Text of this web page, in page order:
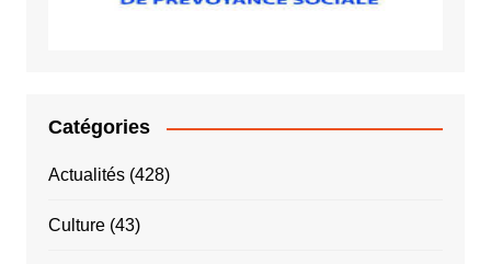
Catégories
Actualités(428)
Culture(43)